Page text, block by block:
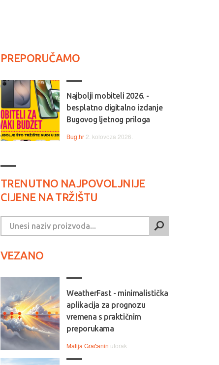
PREPORUČAMO
Najbolji mobiteli 2026. -
besplatno digitalno izdanje
Bugovog ljetnog priloga
Bug.hr 2. kolovoza 2026.
TRENUTNO NAJPOVOLJNIJE
CIJENE NA TRŽIŠTU
VEZANO
WeatherFast - minimalistička
aplikacija za prognozu
vremena s praktičnim
preporukama
Matija Gračanin utorak